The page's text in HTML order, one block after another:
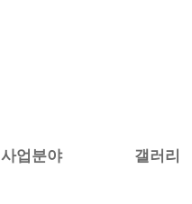
사업분야 갤러리